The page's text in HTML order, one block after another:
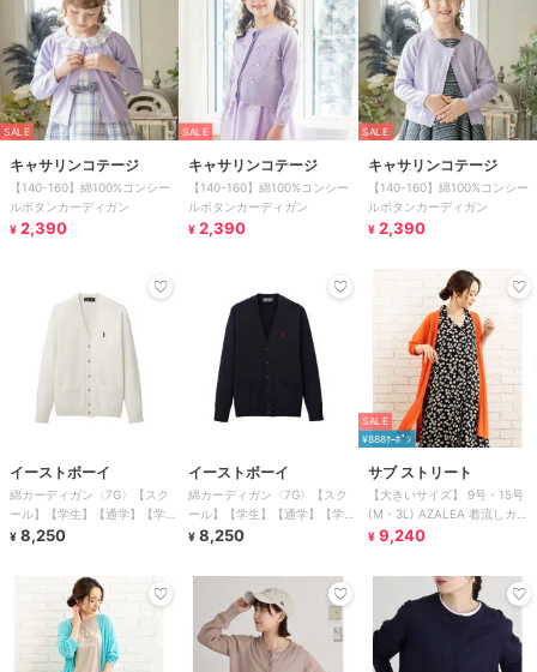
SALE
キャサリンコテージ
【140-160】綿100%コンシー
ルボタンカーディガン
¥ 2,390
SALE
キャサリンコテージ
【140-160】綿100%コンシー
ルボタンカーディガン
¥ 2,390
SALE
キャサリンコテージ
【140-160】綿100%コンシー
ルボタンカーディガン
¥ 2,390
イーストボーイ
綿カーディガン〈7G〉【スク
ール】【学生】【通学】【学
校】
¥ 8,250
イーストボーイ
綿カーディガン〈7G〉【スク
ール】【学生】【通学】【学
校】
¥ 8,250
SALE
¥888ｸｰﾎﾟﾝ
サブ ストリート
【大きいサイズ】 9号・15号
(M・3L) AZALEA 着流しカー
ディガン
¥ 9,240